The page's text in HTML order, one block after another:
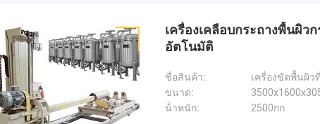
เครื่องเคลือบกระถางพื้นผิว
อัตโนมัติ
ชื่อสินค้า:
เครื่องขัดพื้นผิว
ขนาด:
น้ําหนัก:
2500กก